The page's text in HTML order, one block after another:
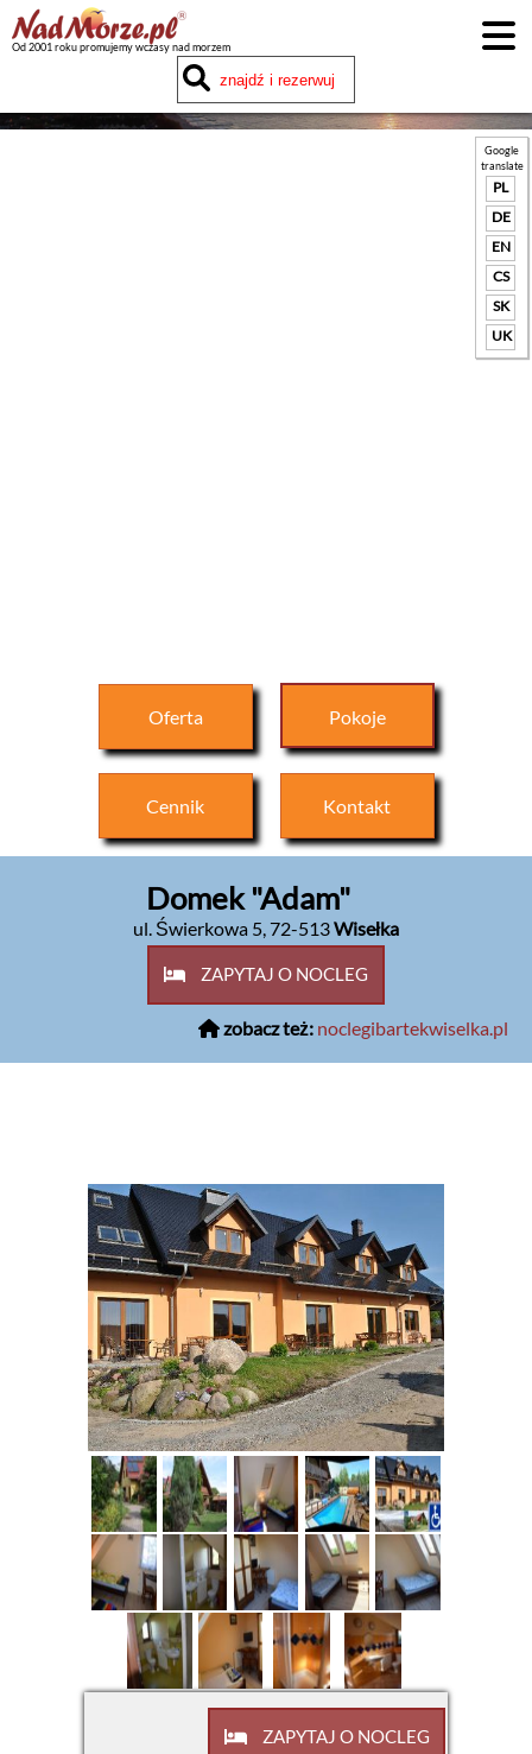
Od 2001 roku promujemy wczasy nad morzem
Google
translate
PL
DE
EN
CS
SK
UK
Oferta Pokoje
Cennik Kontakt
Domek "Adam"
ul. Świerkowa 5,72-513Wisełka
ZAPYTAJ O NOCLEG
zobacz też: noclegibartekwiselka.pl
ZAPYTAJ O NOCLEG